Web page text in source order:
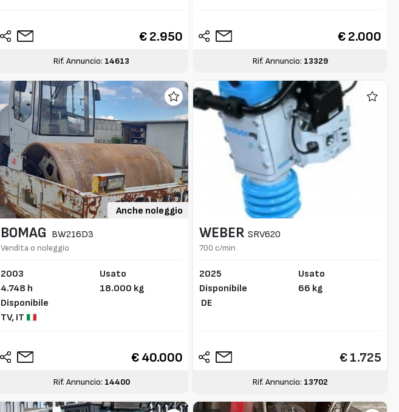
€ 2.950
Rif. Annuncio: 14613
€ 2.000
Rif. Annuncio: 13329
Anche noleggio
BOMAG BW216D3
Vendita o noleggio
2003
4.748 h
Disponibile
TV, IT
Usato
18.000 kg
€ 40.000
Rif. Annuncio: 14400
WEBER SRV620
700 c/min
2025
Disponibile
DE
Usato
66 kg
€ 1.725
Rif. Annuncio: 13702